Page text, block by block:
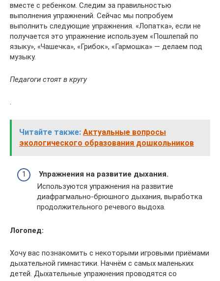
вместе с ребенком. Следим за правильностью
выполнения упражнений. Сейчас мы попробуем
выполнить следующие упражнения. «Лопатка», если не
получается это упражнение используем «Пошлепай по
языку», «Чашечка», «Грибок», «Гармошка» — делаем под
музыку.
Педагоги стоят в кругу
Читайте также: Актуальные вопросы
экологического образования дошкольников
Упражнения на развитие дыхания.
Используются упражнения на развитие
диафрагмально-брюшного дыхания, выработка
продолжительного речевого выдоха.
Логопед:
Хочу вас познакомить с некоторыми игровыми приёмами
дыхательной гимнастики. Начнём с самых маленьких
детей. Дыхательные упражнения проводятся со